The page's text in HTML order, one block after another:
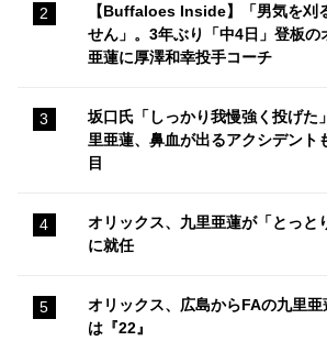
【Buffaloes Inside】「男気を刈
せん」。3年ぶり「中4日」登板の
亜蓮に厚澤和幸投手コーチ
坂口氏「しっかり我慢強く投げた
里亜蓮、鼻血が出るアクシデント
目
オリックス、九里亜蓮が「とっと
に就任
オリックス、広島からFAの九里
は『22』